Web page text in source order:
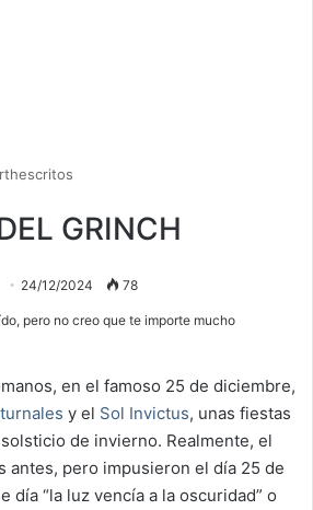
GRINCH
24/12/2024 78
pero no creo que te importe mucho
en el famoso 25 de diciembre,
y el Sol Invictus, unas fiestas
de invierno. Realmente, el
antes, pero impusieron el día 25 de
día “la luz vencía a la oscuridad” o